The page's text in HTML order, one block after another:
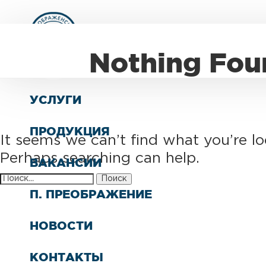
СТРУКТУРА
УСЛУГИ
ПРОДУКЦИЯ
ВАКАНСИИ
П. ПРЕОБРАЖЕНИЕ
НОВОСТИ
КОНТАКТЫ
Nothing
It seems we can’t find what you’re
Perhaps searching can help.
Найти: